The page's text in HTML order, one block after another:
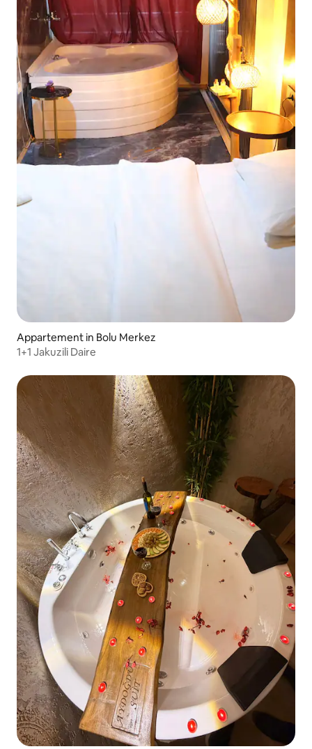
Appartement in Bolu Merkez
1+1 Jakuzili Daire